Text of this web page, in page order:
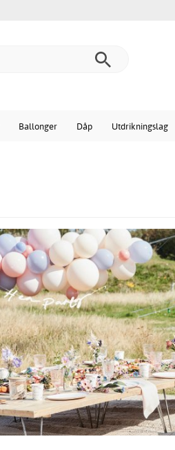
Ballonger Dåp Utdrikningslag